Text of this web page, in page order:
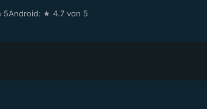
5Android: ★ 4.7 von 5